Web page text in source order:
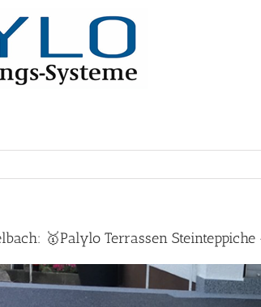
🥇Palylo Terrassen